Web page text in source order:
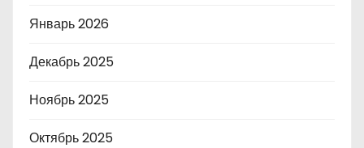
Январь 2026
Декабрь 2025
Ноябрь 2025
Октябрь 2025